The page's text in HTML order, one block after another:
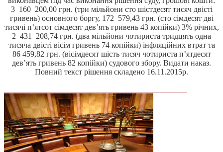
3 160 200,00 грн. (три мільйони сто шістдесят тисяч двісті
гривень) основного боргу, 172 579,43 грн. (сто сімдесят дві
тисячі п’ятсот сімдесят дев’ять гривень 43 копійки) 3% річних,
2 431 208,74 грн. (два мільйони чотириста тридцять одна
тисяча двісті вісім гривень 74 копійки) інфляційних втрат та
86 459,82 грн. (вісімдесят шість тисяч чотириста п’ятдесят
дев’ять гривень 82 копійки) судового збору. Видати наказ.
Повний текст рішення складено 16.11.2015р.